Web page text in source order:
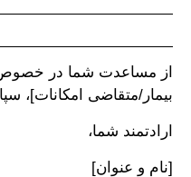
از مساعدت شما در خصوص
بیمار/متقاضی امکانات]،
ارادتمند شما،
[نام و عنوان]